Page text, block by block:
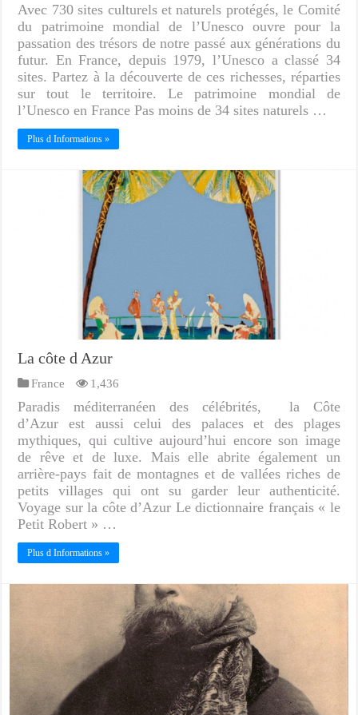
Avec 730 sites culturels et naturels protégés, le Comité
du patrimoine mondial de l’Unesco ouvre pour la
passation des trésors de notre passé aux générations du
futur. En France, depuis 1979, l’Unesco a classé 34
sites. Partez à la découverte de ces richesses, réparties
sur tout le territoire. Le patrimoine mondial de
l’Unesco en France Pas moins de 34 sites naturels …
Plus d Informations »
La côte d Azur
France 1,436
Paradis méditerranéen des célébrités, la Côte
d’Azur est aussi celui des palaces et des plages
mythiques, qui cultive aujourd’hui encore son image
de rêve et de luxe. Mais elle abrite également un
arrière-pays fait de montagnes et de vallées riches de
petits villages qui ont su garder leur authenticité.
Voyage sur la côte d’Azur Le dictionnaire français « le
Petit Robert » …
Plus d Informations »